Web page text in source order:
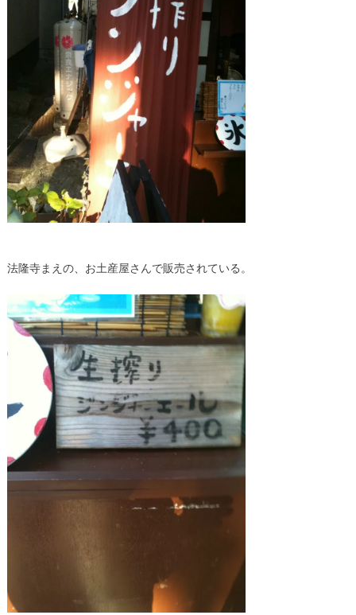
法隆寺まえの、お土産屋さんで販売されている。